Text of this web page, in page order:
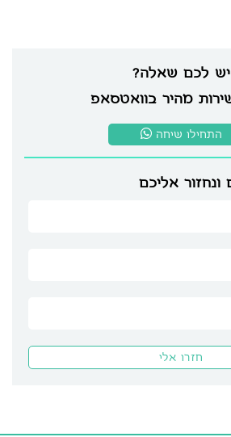
יש לכם שאלה?
מהיר בוואטסאפ
התחילו שיחה
אליכם